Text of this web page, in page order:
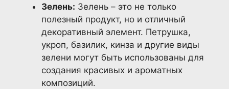
Зелень: Зелень – это не только
полезный продукт, но и отличный
декоративный элемент. Петрушка,
укроп, базилик, кинза и другие виды
зелени могут быть использованы для
создания красивых и ароматных
композиций.